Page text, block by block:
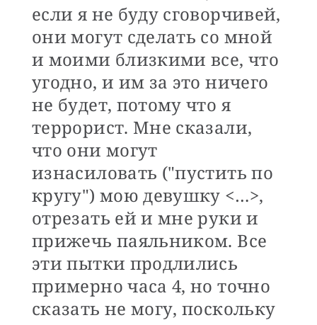
если я не буду сговорчивей,
они могут сделать со мной
и моими близкими все, что
угодно, и им за это ничего
не будет, потому что я
террорист. Мне сказали,
что они могут
изнасиловать ("пустить по
кругу") мою девушку <…>,
отрезать ей и мне руки и
прижечь паяльником. Все
эти пытки продлились
примерно часа 4, но точно
сказать не могу, поскольку